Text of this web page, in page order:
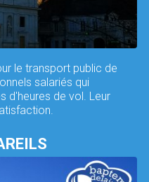
le transport public de
salariés qui
d'heures de vol. Leur